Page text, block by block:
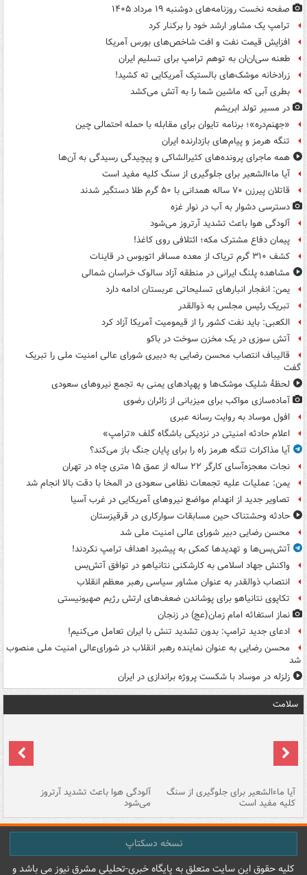
صفحه نخست روزنامه‌های دوشنبه ۱۹ مرداد ۱۴۰۵
ترامپ یک مشاور ارشد خود را برکنار کرد
افزایش قیمت نفت و افت شاخص‌های بورس آمریکا
طعنه سی‌ان‌ان به توهم ترامپ برای تسلیم ایران
زرادخانه موشک‌های بالستیک آمریکایی ته کشید!
بطری آبی که ماشین شما را به آتش می‌کشد
در مسیر تولد ابریشم
«جهنم‌دره»؛ برنامه تایوان برای مقابله با حمله احتمالی چین
تنگه هرمز و پیام‌های بازدارنده ایران
همه ماجرای پرونده‌های کثیرالشاکی و پیچیدگی رسیدگی به آن‌ها
آیا ماءالشعیر برای جلوگیری از سنگ کلیه مفید است
قاتلان پیرزن ۷۰ ساله همدانی با ۵۰ گرم طلا دستگیر شدند
دسترسی دشوار به آب در نوار غزه
آلودگی هوا باعث تشدید آرتروز می‌شود
پیمان دفاع مشترک مکه؛ ائتلافی روی کاغذ!
کشف ۳۱۰ گرم تریاک از معده مسافر اتوبوس در قاینات
مشاهده پلنگ ایرانی در منطقه آزاد سالوک خراسان شمالی
یمن: انفجار انبارهای تسلیحاتی عربستان ادامه دارد
تبریک رئیس مجلس به ذوالقدر
الکعبی: باید نفت کشور را از قیمومیت آمریکا آزاد کرد
آتش سوزی در یک مخزن سوخت در باکو
قالیباف انتصاب محسن رضایی به دبیری شورای عالی امنیت ملی را تبریک
گفت
لحظۀ شلیک موشک‌ها و پهپادهای یمنی به تجمع نیروهای سعودی
آماده‌سازی مواکب برای میزبانی از زائران رضوی
افول موساد به روایت رسانه عبری
اعلام حادثه امنیتی در نزدیکی باشگاه گلف «ترامپ»
آیا مذاکرات تنگه هرمز راه را برای پایان جنگ باز می‌کند؟
نجات معجزه‌آسای کارگر ۲۲ ساله از عمق ۱۵ متری چاه در تهران
یمن: عملیات علیه تجمعات نظامی سعودی در المخا با دقت بالا انجام شد
تصاویر جدید از انهدام مواضع نیروهای آمریکایی در غرب آسیا
حادثه وحشتناک حین مسابقات سوارکاری در قرقیزستان
محسن رضایی دبیر شورای عالی امنیت ملی شد
آتش‌بس‌ها و تهدیدها کمکی به پیشبرد اهداف ترامپ نکردند!
واکنش جهاد اسلامی به کارشکنی نتانیاهو در توافق آتش‌بس
انتصاب ذوالقدر به عنوان مشاور سیاسی رهبر معظم انقلاب
تکاپوی نتانیاهو برای پوشاندن ضعف‌های ارتش رژیم صهیونیستی
نماز استغاثه امام زمان(عج) در زنجان
ادعای جدید ترامپ: بدون تشدید تنش با ایران تعامل می‌کنیم!
محسن رضایی به عنوان نماینده رهبر انقلاب در شورای‌عالی امنیت ملی منصوب
شد
زلزله در موساد با شکست پروژه براندازی در ایران
سلامت
آیا ماءالشعیر برای جلوگیری از سنگ
کلیه مفید است
آلودگی هوا باعث تشدید آرتروز
می‌شود
نسخه دسکتاپ
کليه حقوق اين سايت متعلق به پایگاه خبري-تحليلي مشرق نيوز می باشد و